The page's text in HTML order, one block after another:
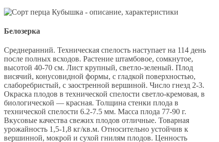
Белозерка
Среднеранний. Техническая спелость наступает на 114 день
после полных всходов. Растение штамбовое, сомкнутое,
высотой 40-70 см. Лист крупный, светло-зеленый. Плод
висячий, конусовидной формы, с гладкой поверхностью,
слаборебристый, с заостренной вершиной. Число гнезд 2-3.
Окраска плодов в технической спелости светло-кремовая, в
биологической — красная. Толщина стенки плода в
технической спелости 6.2-7.5 мм. Масса плода 77-90 г.
Вкусовые качества свежих плодов отличные. Товарная
урожайность 1,5-1,8 кг/кв.м. Относительно устойчив к
вершинной, мокрой и сухой гнилям плодов. Ценность